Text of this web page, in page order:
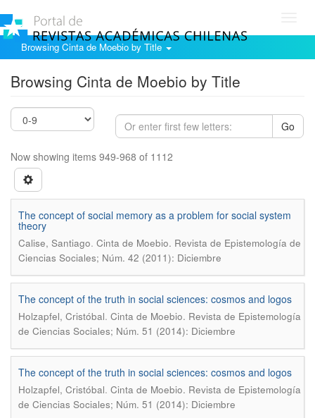
Browsing Cinta de Moebio by Title
Browsing Cinta de Moebio by Title
Go
Now showing items 949-968 of 1112
The concept of social memory as a problem for social system
theory
Calise, Santiago. Cinta de Moebio. Revista de Epistemología de
Ciencias Sociales; Núm. 42 (2011): Diciembre
The concept of the truth in social sciences: cosmos and logos
Holzapfel, Cristóbal. Cinta de Moebio. Revista de Epistemología
de Ciencias Sociales; Núm. 51 (2014): Diciembre
The concept of the truth in social sciences: cosmos and logos
Holzapfel, Cristóbal. Cinta de Moebio. Revista de Epistemología
de Ciencias Sociales; Núm. 51 (2014): Diciembre